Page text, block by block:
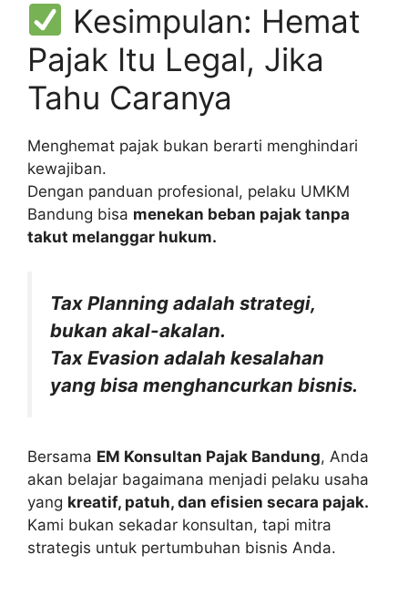
Kesimpulan: Hemat
Pajak Itu Legal, Jika
Tahu Caranya
Menghemat pajak bukan berarti menghindari
kewajiban.
Dengan panduan profesional, pelaku UMKM
Bandung bisa menekan beban pajak tanpa
takut melanggar hukum.
Tax Planning adalah strategi,
bukan akal-akalan.
Tax Evasion adalah kesalahan
yang bisa menghancurkan bisnis.
Bersama EM Konsultan Pajak Bandung, Anda
akan belajar bagaimana menjadi pelaku usaha
yang kreatif, patuh, dan efisien secara pajak.
Kami bukan sekadar konsultan, tapi mitra
strategis untuk pertumbuhan bisnis Anda.